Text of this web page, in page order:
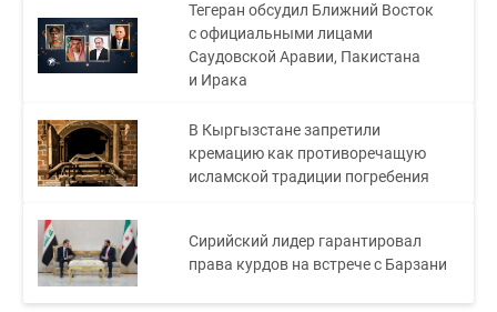
Тегеран обсудил Ближний Восток
с официальными лицами
Саудовской Аравии, Пакистана
и Ирака
В Кыргызстане запретили
кремацию как противоречащую
исламской традиции погребения
Сирийский лидер гарантировал
права курдов на встрече с Барзани